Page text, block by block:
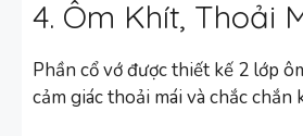
4. Ôm Khít, Thoải
Phần cổ vớ được thiết kế 2 lớp
cảm giác thoải mái và chắc chắn